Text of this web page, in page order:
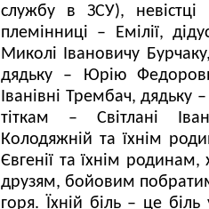
службу в ЗСУ), невістці
племінниці – Емілії,
Миколі Івановичу
дядьку – Юрію
Іванівні Трембач,
тіткам – Світлані
Колодяжній та їхнім
Євгенії та їхнім
друзям, бойовим
горя. Їхній біль – це